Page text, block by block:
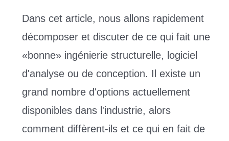
Dans cet article, nous allons rapidement
décomposer et discuter de ce qui fait une
«bonne» ingénierie structurelle, logiciel
d'analyse ou de conception. Il existe un
grand nombre d'options actuellement
disponibles dans l'industrie, alors
comment diffèrent-ils et ce qui en fait de